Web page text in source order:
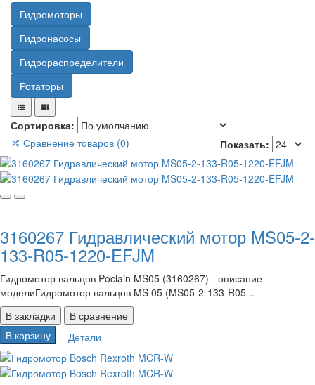
Гидромоторы
Гидронасосы
Гидрораспределители
Ротаторы
Сортировка:
Показать:
Сравнение товаров (0)
3160267 Гидравлический мотор MS05-2-
133-R05-1220-EFJM
Гидромотор вальцов Poclain MS05 (3160267) - описание
моделиГидромотор вальцов MS 05 (MS05-2-133-R05 ..
В закладки
В сравнение
В корзину
Детали